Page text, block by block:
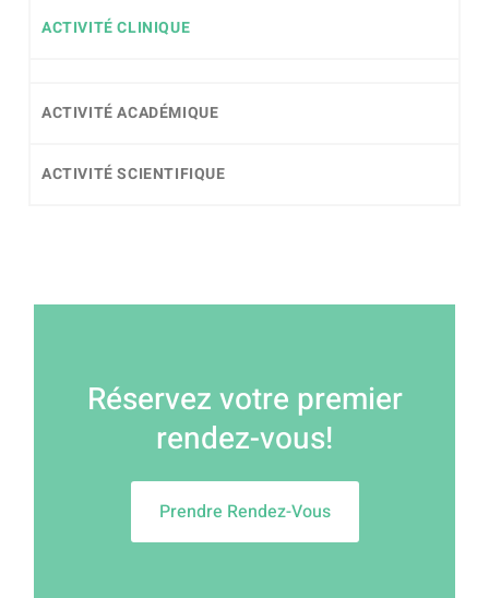
ACTIVITÉ CLINIQUE
ACTIVITÉ ACADÉMIQUE
ACTIVITÉ SCIENTIFIQUE
Réservez votre premier
rendez-vous!
Prendre Rendez-Vous